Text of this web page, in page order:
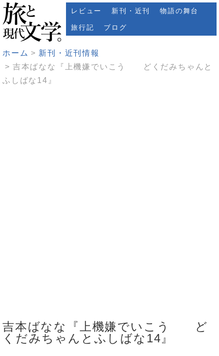
レビュー 新刊・近刊 物語の舞台
旅行記 ブログ
ホーム
新刊・近刊情報
吉本ばなな『上機嫌でいこう どくだみちゃんと
ふしばな14』
吉本ばなな『上機嫌でいこう ど
くだみちゃんとふしばな14』